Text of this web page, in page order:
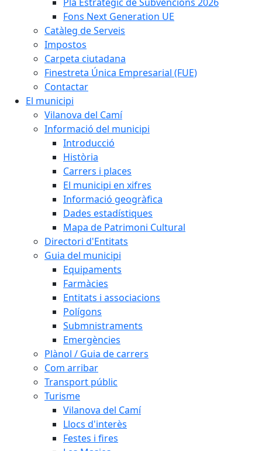
Fons Next Generation UE
Catàleg de Serveis
Impostos
Carpeta ciutadana
Finestreta Única Empresarial (FUE)
Contactar
El municipi
Vilanova del Camí
Informació del municipi
Introducció
Història
Carrers i places
El municipi en xifres
Informació geogràfica
Dades estadístiques
Mapa de Patrimoni Cultural
Directori d'Entitats
Guia del municipi
Equipaments
Farmàcies
Entitats i associacions
Polígons
Submnistraments
Emergències
Plànol / Guia de carrers
Com arribar
Transport públic
Turisme
Vilanova del Camí
Llocs d'interès
Festes i fires